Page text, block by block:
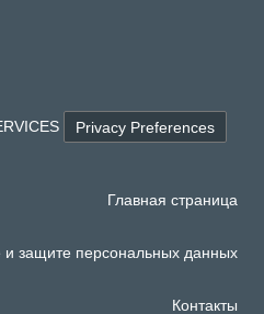
Privacy Preferences
Главная страница
и защите персональных данных
Контакты